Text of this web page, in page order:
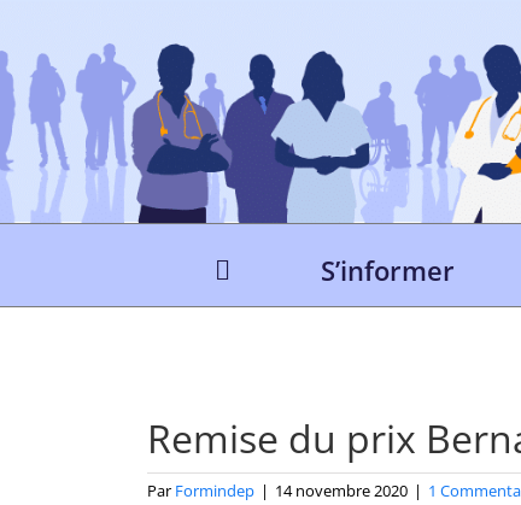
contenu
S’informer
Remise du prix
Par Formindep | 14 novembre 2020 | 1